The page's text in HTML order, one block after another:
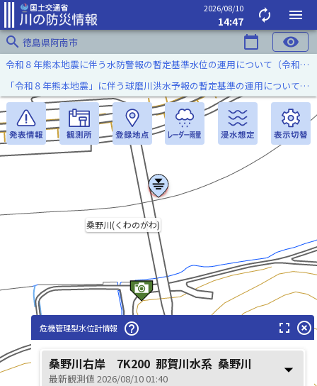
2026/08/10
14:47 autorenew
menu
search 徳島県阿南市 calendar_today visibility
桑野川(くわのがわ)
令和８年熊本地震に伴う水防警報の暫定基準水位の運用について（令和８年８月７日）
「令和８年熊本地震」に伴う球磨川洪水予報の暫定基準の運用について（令和８年８月５日）
危機管理型水位計情報 help_outline fullscreen highlight_off
桑野川右岸 7K200 那賀川水系 桑野川
最新観測値 2026/08/10 01:40 arrow_drop_down